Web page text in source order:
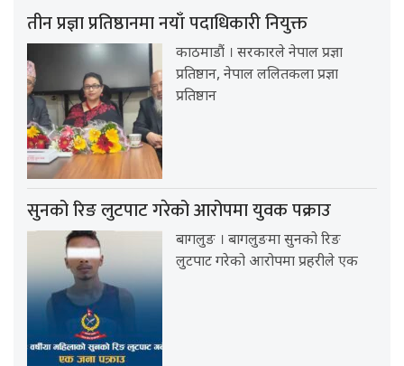
तीन प्रज्ञा प्रतिष्ठानमा नयाँ पदाधिकारी नियुक्त
काठमाडौं । सरकारले नेपाल प्रज्ञा
प्रतिष्ठान, नेपाल ललितकला प्रज्ञा
प्रतिष्ठान
सुनको रिङ लुटपाट गरेको आरोपमा युवक पक्राउ
बागलुङ । बागलुङमा सुनको रिङ
लुटपाट गरेको आरोपमा प्रहरीले एक